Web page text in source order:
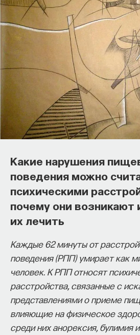
Какие нарушения
поведения можно
психическими
почему они возникают
их лечить
Каждые 62 минуты от
поведения (РПП) умирает как
человек. К РПП относят
расстройства, связанные с
представлениями о приеме
влияющие на физическое
среди них анорексия, булимия